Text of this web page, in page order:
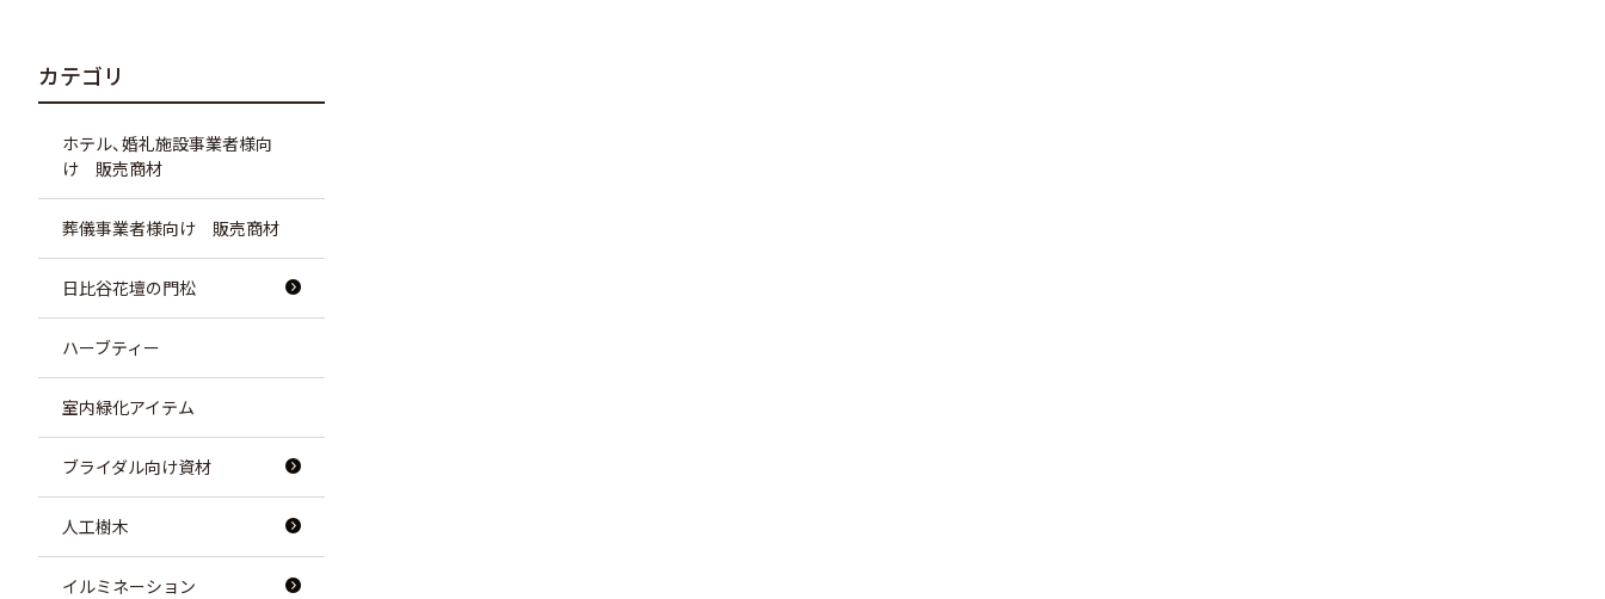
カテゴリ
ホテル、婚礼施設事業者様向
け 販売商材
葬儀事業者様向け 販売商材
日比谷花壇の門松
ハーブティー
室内緑化アイテム
ブライダル向け資材
人工樹木
イルミネーション